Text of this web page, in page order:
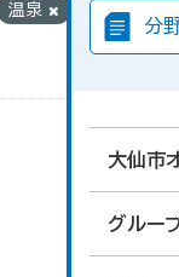
分
大仙市
グルー
温泉